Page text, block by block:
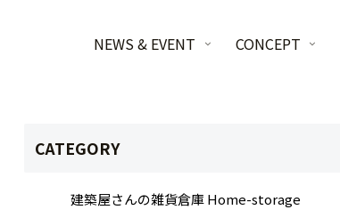
NEWS & EVENT CONCEPT
CATEGORY
建築屋さんの雑貨倉庫 Home-storage